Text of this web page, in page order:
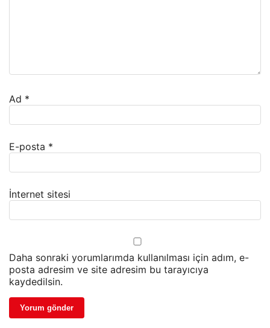
Ad *
E-posta *
İnternet sitesi
Daha sonraki yorumlarımda kullanılması için adım, e-
posta adresim ve site adresim bu tarayıcıya
kaydedilsin.